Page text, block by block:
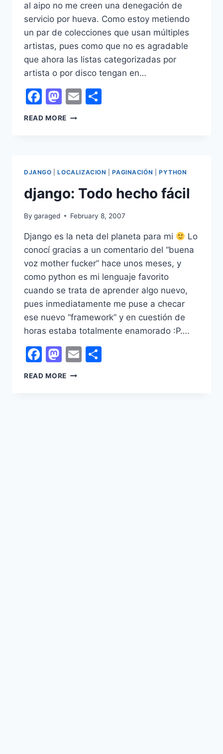
al aipo no me creen una denegación de
servicio por hueva. Como estoy metiendo
un par de colecciones que usan múltiples
artistas, pues como que no es agradable
que ahora las listas categorizadas por
artista o por disco tengan en…
Facebook
Mastodon
Email
READ MORE PYTHON
DJANGO |LOCALIZACION |PAGINACIÓN |PYTHON
django: Todo hecho fácil
By garaged February 8, 2007
Django es la neta del planeta para mi
Lo
conocí gracias a un comentario del “buena
voz mother fucker” hace unos meses, y
como python es mi lenguaje favorito
cuando se trata de aprender algo nuevo,
pues inmediatamente me puse a checar
ese nuevo “framework” y en cuestión de
horas estaba totalmente enamorado :P….
Facebook
Mastodon
Email
READ MORE DJANGO: